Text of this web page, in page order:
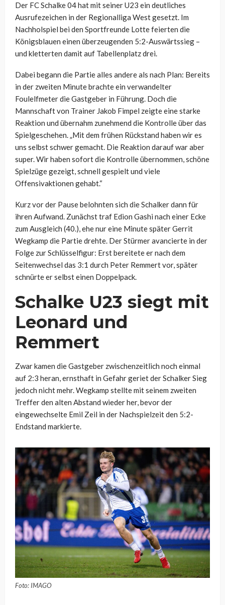
Der FC Schalke 04 hat mit seiner U23 ein deutliches
Ausrufezeichen in der Regionalliga West gesetzt. Im
Nachholspiel bei den Sportfreunde Lotte feierten die
Königsblauen einen überzeugenden 5:2-Auswärtssieg –
und kletterten damit auf Tabellenplatz drei.
Dabei begann die Partie alles andere als nach Plan: Bereits
in der zweiten Minute brachte ein verwandelter
Foulelfmeter die Gastgeber in Führung. Doch die
Mannschaft von Trainer Jakob Fimpel zeigte eine starke
Reaktion und übernahm zunehmend die Kontrolle über das
Spielgeschehen. „Mit dem frühen Rückstand haben wir es
uns selbst schwer gemacht. Die Reaktion darauf war aber
super. Wir haben sofort die Kontrolle übernommen, schöne
Spielzüge gezeigt, schnell gespielt und viele
Offensivaktionen gehabt.“
Kurz vor der Pause belohnten sich die Schalker dann für
ihren Aufwand. Zunächst traf Edion Gashi nach einer Ecke
zum Ausgleich (40.), ehe nur eine Minute später Gerrit
Wegkamp die Partie drehte. Der Stürmer avancierte in der
Folge zur Schlüsselfigur: Erst bereitete er nach dem
Seitenwechsel das 3:1 durch Peter Remmert vor, später
schnürte er selbst einen Doppelpack.
Schalke U23 siegt mit
Leonard und
Remmert
Zwar kamen die Gastgeber zwischenzeitlich noch einmal
auf 2:3 heran, ernsthaft in Gefahr geriet der Schalker Sieg
jedoch nicht mehr. Wegkamp stellte mit seinem zweiten
Treffer den alten Abstand wieder her, bevor der
eingewechselte Emil Zeil in der Nachspielzeit den 5:2-
Endstand markierte.
Foto: IMAGO